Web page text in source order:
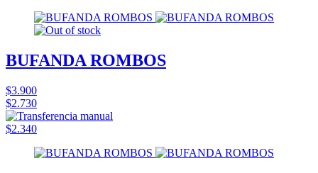
BUFANDA ROMBOS
$3.900
$2.730
$2.340